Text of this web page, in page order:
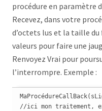
procédure en paramètre
Recevez, dans votre
d’octets lus et la taille du
valeurs pour faire une
Renvoyez Vrai pour
l’interrompre. Exemple :
//ici mon traitement,